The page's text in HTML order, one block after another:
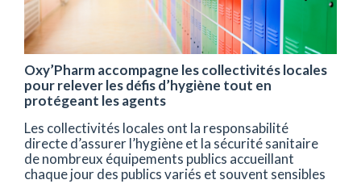
Oxy’Pharm accompagne les collectivités locales
pour relever les défis d’hygiène tout en
protégeant les agents
Les collectivités locales ont la responsabilité
directe d’assurer l’hygiène et la sécurité sanitaire
de nombreux équipements publics accueillant
chaque jour des publics variés et souvent sensibles